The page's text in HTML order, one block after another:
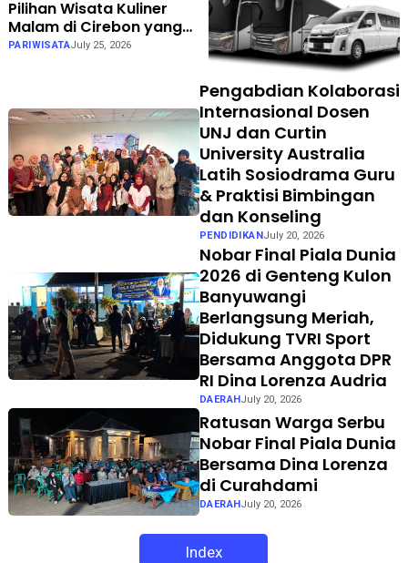
Pilihan Wisata Kuliner
Malam di Cirebon yang
Wajib Didatangi Saat
PARIWISATAJuly 25, 2026
Pengabdian Kolaborasi
Internasional Dosen
UNJ dan Curtin
University Australia
Latih Sosiodrama Guru
& Praktisi Bimbingan
dan Konseling
PENDIDIKAN July 20, 2026
Nobar Final Piala Dunia
2026 di Genteng Kulon
Banyuwangi
Berlangsung Meriah,
Didukung TVRI Sport
Bersama Anggota DPR
RI Dina Lorenza Audria
DAERAH July 20, 2026
Ratusan Warga Serbu
Nobar Final Piala Dunia
Bersama Dina Lorenza
di Curahdami
DAERAHJuly 20, 2026
Index